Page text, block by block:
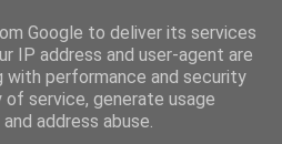
Anna
dei libri
Google to deliver its services
IP address and user-agent are
with performance and security
service, generate usage
address abuse.